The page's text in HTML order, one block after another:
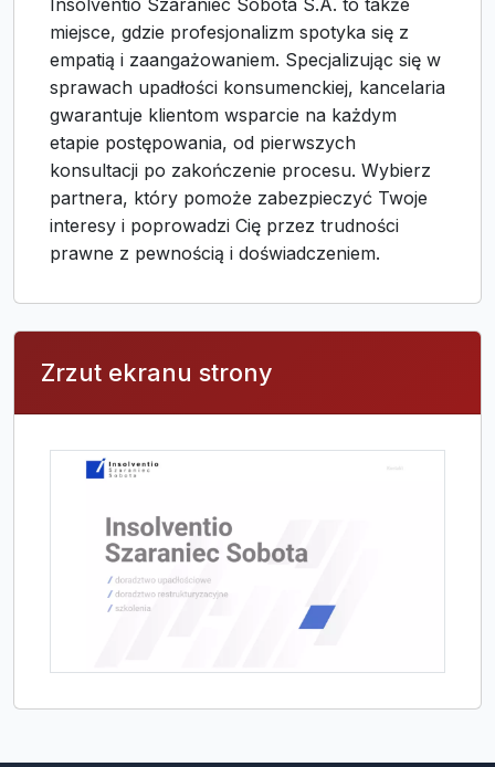
Insolventio Szaraniec Sobota S.A. to także
miejsce, gdzie profesjonalizm spotyka się z
empatią i zaangażowaniem. Specjalizując się w
sprawach upadłości konsumenckiej, kancelaria
gwarantuje klientom wsparcie na każdym
etapie postępowania, od pierwszych
konsultacji po zakończenie procesu. Wybierz
partnera, który pomoże zabezpieczyć Twoje
interesy i poprowadzi Cię przez trudności
prawne z pewnością i doświadczeniem.
Zrzut ekranu strony